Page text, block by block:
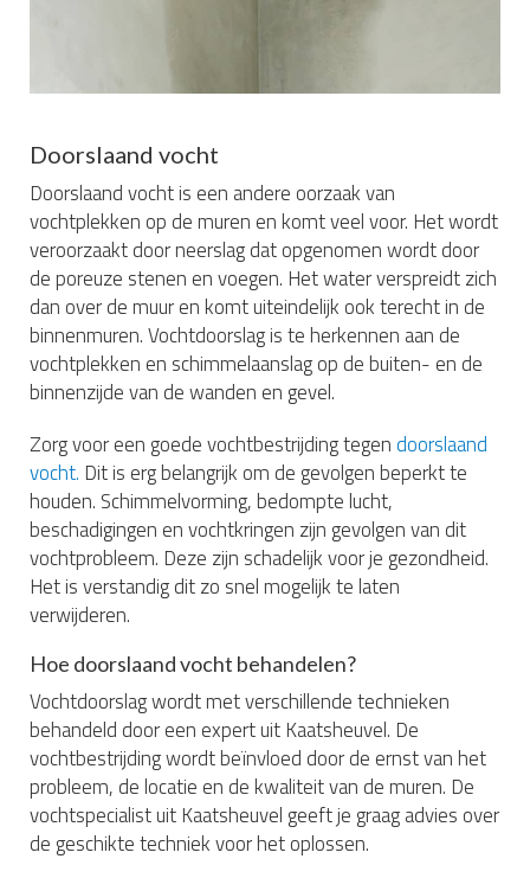
Doorslaand vocht
Doorslaand vocht is een andere oorzaak van
vochtplekken op de muren en komt veel voor. Het wordt
veroorzaakt door neerslag dat opgenomen wordt door
de poreuze stenen en voegen. Het water verspreidt zich
dan over de muur en komt uiteindelijk ook terecht in de
binnenmuren. Vochtdoorslag is te herkennen aan de
vochtplekken en schimmelaanslag op de buiten- en de
binnenzijde van de wanden en gevel.
Zorg voor een goede vochtbestrijding tegendoorslaand
vocht. Dit is erg belangrijk om de gevolgen beperkt te
houden. Schimmelvorming, bedompte lucht,
beschadigingen en vochtkringen zijn gevolgen van dit
vochtprobleem. Deze zijn schadelijk voor je gezondheid.
Het is verstandig dit zo snel mogelijk te laten
verwijderen.
Hoe doorslaand vocht behandelen?
Vochtdoorslag wordt met verschillende technieken
behandeld door een expert uit Kaatsheuvel. De
vochtbestrijding wordt beïnvloed door de ernst van het
probleem, de locatie en de kwaliteit van de muren. De
vochtspecialist uit Kaatsheuvel geeft je graag advies over
de geschikte techniek voor het oplossen.